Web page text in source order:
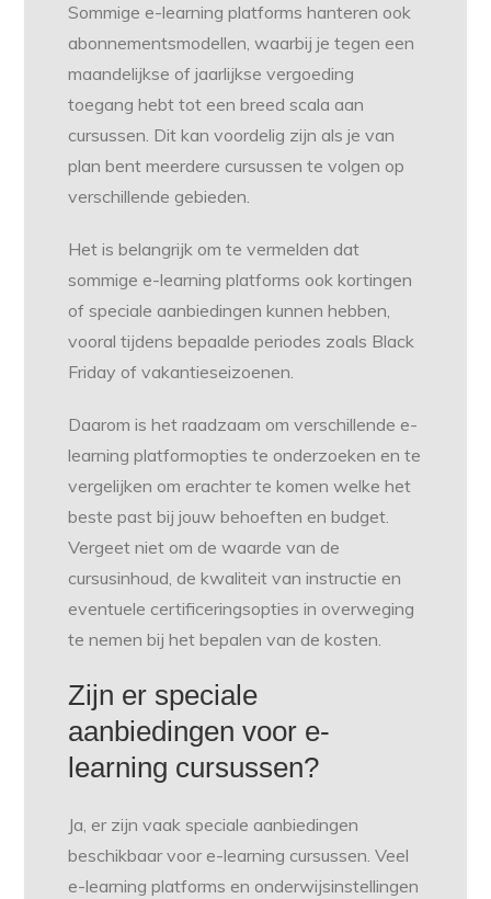
Sommige e-learning platforms hanteren ook
abonnementsmodellen, waarbij je tegen een
maandelijkse of jaarlijkse vergoeding
toegang hebt tot een breed scala aan
cursussen. Dit kan voordelig zijn als je van
plan bent meerdere cursussen te volgen op
verschillende gebieden.
Het is belangrijk om te vermelden dat
sommige e-learning platforms ook kortingen
of speciale aanbiedingen kunnen hebben,
vooral tijdens bepaalde periodes zoals Black
Friday of vakantieseizoenen.
Daarom is het raadzaam om verschillende e-
learning platformopties te onderzoeken en te
vergelijken om erachter te komen welke het
beste past bij jouw behoeften en budget.
Vergeet niet om de waarde van de
cursusinhoud, de kwaliteit van instructie en
eventuele certificeringsopties in overweging
te nemen bij het bepalen van de kosten.
Zijn er speciale
aanbiedingen voor e-
learning cursussen?
Ja, er zijn vaak speciale aanbiedingen
beschikbaar voor e-learning cursussen. Veel
e-learning platforms en onderwijsinstellingen